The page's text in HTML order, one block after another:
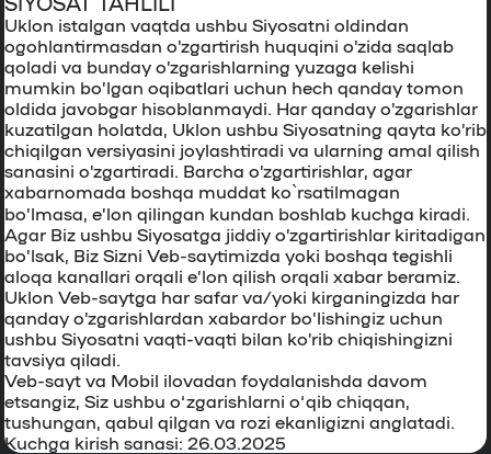
Uklon istalgan vaqtda ushbu Siyosatni oldindan
ogohlantirmasdan o’zgartirish huquqini o’zida saqlab
qoladi va bunday o’zgarishlarning yuzaga kelishi
mumkin bo’lgan oqibatlari uchun hech qanday tomon
oldida javobgar hisoblanmaydi. Har qanday o’zgarishlar
kuzatilgan holatda, Uklon ushbu Siyosatning qayta ko’rib
chiqilgan versiyasini joylashtiradi va ularning amal qilish
sanasini o’zgartiradi. Barcha o’zgartirishlar, agar
xabarnomada boshqa muddat ko`rsatilmagan
bo’lmasa, e’lon qilingan kundan boshlab kuchga kiradi.
Agar Biz ushbu Siyosatga jiddiy o’zgartirishlar kiritadigan
bo’lsak, Biz Sizni Veb-saytimizda yoki boshqa tegishli
aloqa kanallari orqali e’lon qilish orqali xabar beramiz.
Uklon Veb-saytga har safar va/yoki kirganingizda har
qanday o’zgarishlardan xabardor bo’lishingiz uchun
ushbu Siyosatni vaqti-vaqti bilan ko’rib chiqishingizni
tavsiya qiladi.
Veb-sayt va Mobil ilovadan foydalanishda davom
etsangiz, Siz ushbu o‘zgarishlarni o‘qib chiqqan,
tushungan, qabul qilgan va rozi ekanligizni anglatadi.
Kuchga kirish sanasi: 26.03.2025